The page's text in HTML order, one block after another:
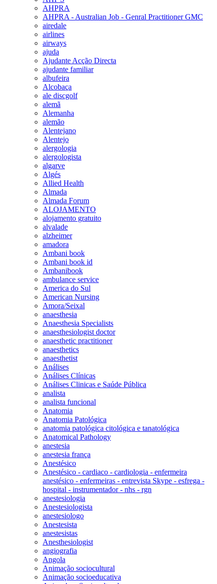
AHPRA
AHPRA - Australian Job - Genral Practitioner GMC
airedale
airlines
airways
ajuda
Ajudante Acção Directa
ajudante familiar
albufeira
Alcobaça
ale discgolf
alemã
Alemanha
alemão
Alentejano
Alentejo
alergologia
alergologista
algarve
Algés
Allied Health
Almada
Almada Forum
ALOJAMENTO
alojamento gratuito
alvalade
alzheimer
amadora
Ambani book
Ambani book id
Ambanibook
ambulance service
America do Sul
American Nursing
Amora/Seixal
anaesthesia
Anaesthesia Specialists
anaesthesiologist doctor
anaesthetic practitioner
anaesthetics
anaesthetist
Análises
Análises Clínicas
Análises Clinicas e Saúde Pública
analista
analista funcional
Anatomia
Anatomia Patológica
anatomia patológica citológica e tanatológica
Anatomical Pathology
anestesia
anestesia frança
Anestésico
Anestésico - cardiaco - cardiologia - enfermeira
anestésico - enfermeiras - entrevista Skype - esfrega -
hospital - instrumentador - nhs - rgn
anestesiologia
Anestesiologista
anestesiologo
Anestesista
anestesistas
Anesthesiologist
angiografia
Angola
Animação sociocultural
Animação socioeducativa